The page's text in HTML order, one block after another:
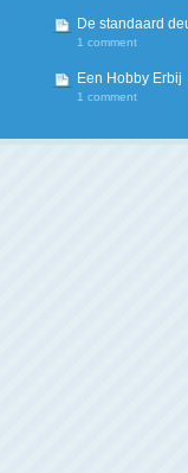
De standaard
1 comment
Een Hobby Erbij
1 comment